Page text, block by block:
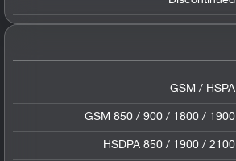
GSM / HSPA
GSM 850 / 900 / 1800 / 1900
HSDPA 850 / 1900 / 2100